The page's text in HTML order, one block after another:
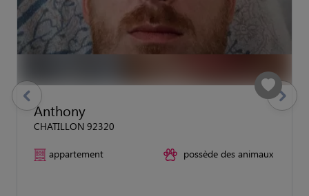
Anthony
CHATILLON 92320
appartement possède des animaux
previous Suivant